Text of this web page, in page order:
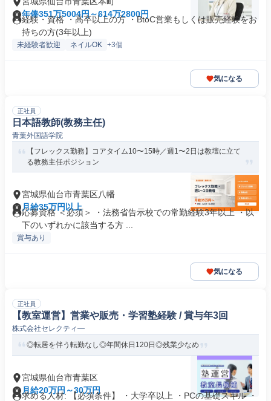
年俸351万5004円～614万2800円
経験・資格 ・高卒以上の方 ・BtoC営業もしくは販売経験をお
持ちの方(3年以上)
未経験者歓迎 ネイルOK +3個
気になる
正社員
日本語教師(教務主任)
青葉外国語学院
【フレックス勤務】コアタイム10〜15時／週1〜2日は教壇に立て
る教務主任ポジション
宮城県仙台市青葉区八幡
月給35万円以上
応募資格 ＜必須＞ ・法務省告示校での常勤経験3年以上 ・以
下のいずれかに該当する方 ...
賞与あり
気になる
正社員
【教室運営】営業や販売・学習塾経験 / 賞与年3回
株式会社セレクティ―
◎転居を伴う転勤なし◎年間休日120日◎残業少なめ
宮城県仙台市青葉区
月給20万円～30万円
求める人材: 【必須条件】 ・大学卒以上 ・PCの基礎スキル ・